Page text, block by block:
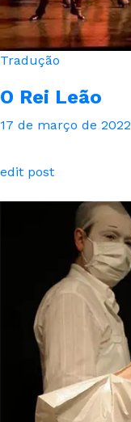
Tradução
O Rei Leão
17 de março de 2022
edit post